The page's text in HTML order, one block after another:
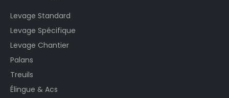
Levage Standard
Levage Spécifique
Levage Chantier
Palans
Treuils
Élingue & Acs